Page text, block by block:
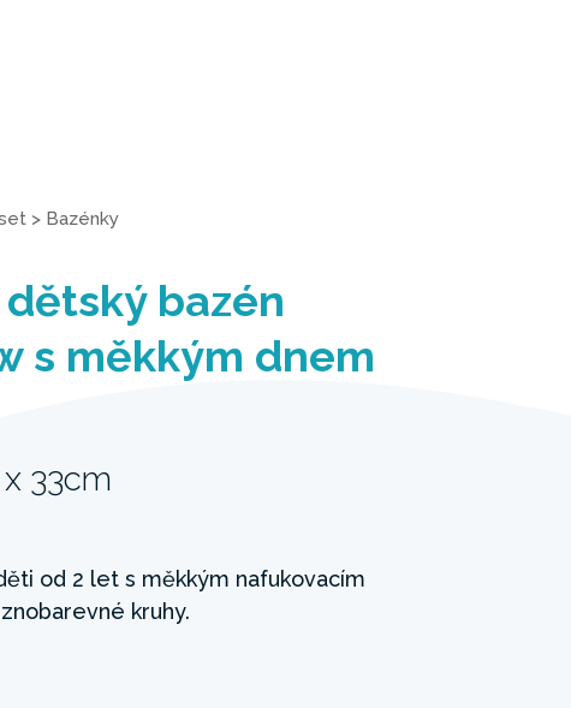
> Bazénky
bazén
s měkkým dnem
33cm
od 2 let s měkkým nafukovacím
kruhy.